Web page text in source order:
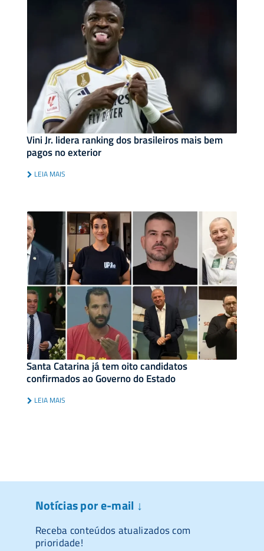
Vini Jr. lidera ranking dos brasileiros mais bem
pagos no exterior
LEIA MAIS
Santa Catarina já tem oito candidatos
confirmados ao Governo do Estado
LEIA MAIS
Notícias por e-mail ↓
Receba conteúdos atualizados com
prioridade!